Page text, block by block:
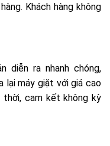
Khách hàng không
diễn ra nhanh chóng,
lại máy giặt với giá cao
cam kết không kỳ